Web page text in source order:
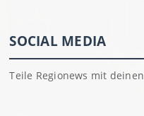
SOCIAL MEDIA
Teile Regionews mit